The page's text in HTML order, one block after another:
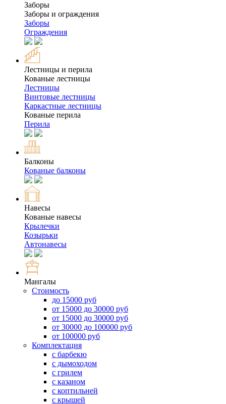
Заборы
Заборы и ограждения
Заборы
Ограждения
Лестницы и перила
Кованые лестницы
Лестницы
Винтовые лестницы
Каркастные лестницы
Кованые перила
Перила
Балконы
Кованые балконы
Навесы
Кованые навесы
Крылечки
Козырьки
Автонавесы
Мангалы
Стоимость
до 15000 руб
от 15000 до 30000 руб
от 15000 до 30000 руб
от 30000 до 100000 руб
от 100000 руб
Комплектация
с барбекю
с дымоходом
с грилем
с казаном
с коптильней
с крышей